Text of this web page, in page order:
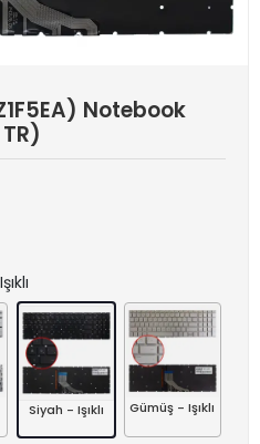
Notebook
Siyah - Işıklı Gümüş - Işıklı